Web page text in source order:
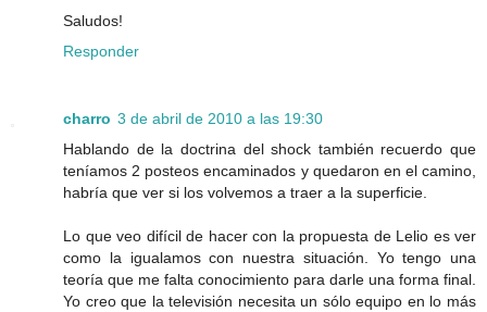
Saludos!
Responder
charro 3 de abril de 2010 a las 19:30
Hablando de la doctrina del shock también recuerdo que
teníamos 2 posteos encaminados y quedaron en el camino,
habría que ver si los volvemos a traer a la superficie.
Lo que veo difícil de hacer con la propuesta de Lelio es ver
como la igualamos con nuestra situación. Yo tengo una
teoría que me falta conocimiento para darle una forma final.
Yo creo que la televisión necesita un sólo equipo en lo más